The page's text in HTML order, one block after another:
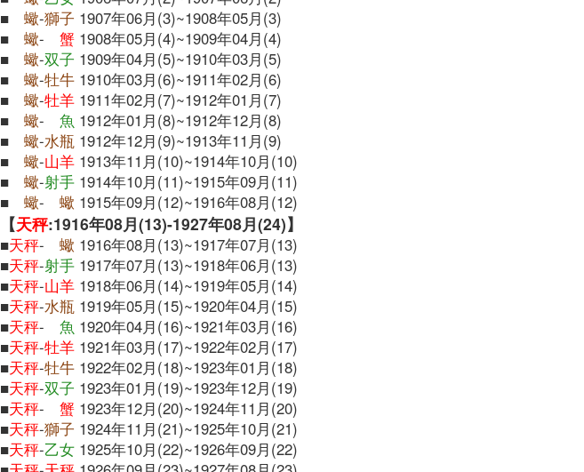
■ 蠍-獅子 1907年06月(3)~1908年05月(3)
■ 蠍- 蟹 1908年05月(4)~1909年04月(4)
■ 蠍-双子 1909年04月(5)~1910年03月(5)
■ 蠍-牡牛 1910年03月(6)~1911年02月(6)
■ 蠍-牡羊 1911年02月(7)~1912年01月(7)
■ 蠍- 魚 1912年01月(8)~1912年12月(8)
■ 蠍-水瓶 1912年12月(9)~1913年11月(9)
■ 蠍-山羊 1913年11月(10)~1914年10月(10)
■ 蠍-射手 1914年10月(11)~1915年09月(11)
■ 蠍- 蠍 1915年09月(12)~1916年08月(12)
【天秤:1916年08月(13)-1927年08月(24)】
■天秤- 蠍 1916年08月(13)~1917年07月(13)
■天秤-射手 1917年07月(13)~1918年06月(13)
■天秤-山羊 1918年06月(14)~1919年05月(14)
■天秤-水瓶 1919年05月(15)~1920年04月(15)
■天秤- 魚 1920年04月(16)~1921年03月(16)
■天秤-牡羊 1921年03月(17)~1922年02月(17)
■天秤-牡牛 1922年02月(18)~1923年01月(18)
■天秤-双子 1923年01月(19)~1923年12月(19)
■天秤- 蟹 1923年12月(20)~1924年11月(20)
■天秤-獅子 1924年11月(21)~1925年10月(21)
■天秤-乙女 1925年10月(22)~1926年09月(22)